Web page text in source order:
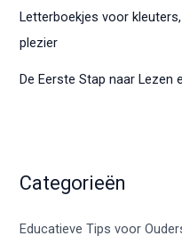
Letterboekjes voor
plezier
De Eerste Stap naar Lezen
Categorieën
Educatieve Tips voor